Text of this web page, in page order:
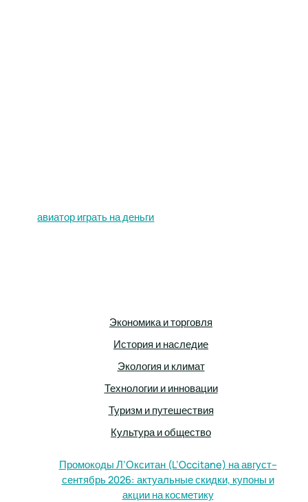
авиатор играть на деньги
Экономика и торговля
История и наследие
Экология и климат
Технологии и инновации
Туризм и путешествия
Культура и общество
Промокоды Л’Окситан (L’Occitane) на август–
сентябрь 2026: актуальные скидки, купоны и
акции на косметику